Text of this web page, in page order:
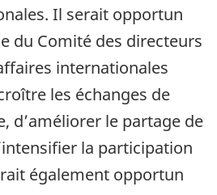
Il serait opportun
du Comité des directeurs
internationales
les échanges de
d’améliorer le partage de
la participation
également opportun